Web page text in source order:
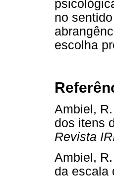
no
escolha
Ambiel,
dos itens
Revista
Ambiel,
da escala